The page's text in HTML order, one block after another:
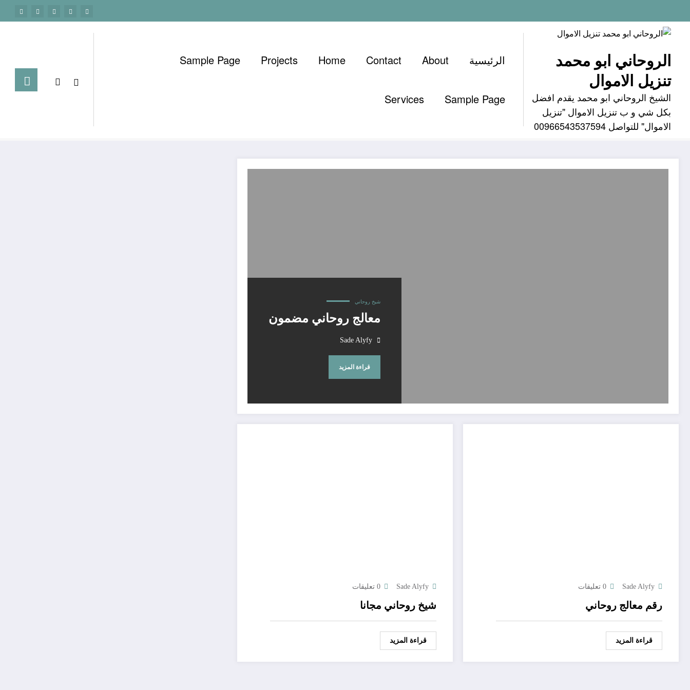
إلى
المحتوى
الروحاني ابو محمد
تنزيل الاموال
الشيخ الروحاني ابو محمد يقدم افضل
بكل شي و ب تنزيل الاموال "تنزيل
الاموال" للتواصل 00966543537594
الرئيسية About
Contact
Home
Projects
Sample Page
Sample Page
Services
وسم: شيخ روحاني في الرياض
شيخ روحاني
معالج روحاني مضمون
Sade Alyfy
قراءة المزيد
Sade Alyfy 0 تعليقات
رقم معالج روحاني
قراءة المزيد
Sade Alyfy 0 تعليقات
شيخ روحاني مجانا
قراءة المزيد